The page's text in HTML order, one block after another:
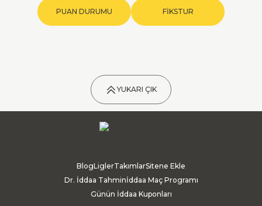
PUAN DURUMU FİKSTUR
YUKARI ÇIK
BlogLiglerTakımlarSitene Ekle
Dr. İddaa Tahminİddaa Maç Programı
Günün İddaa Kuponları